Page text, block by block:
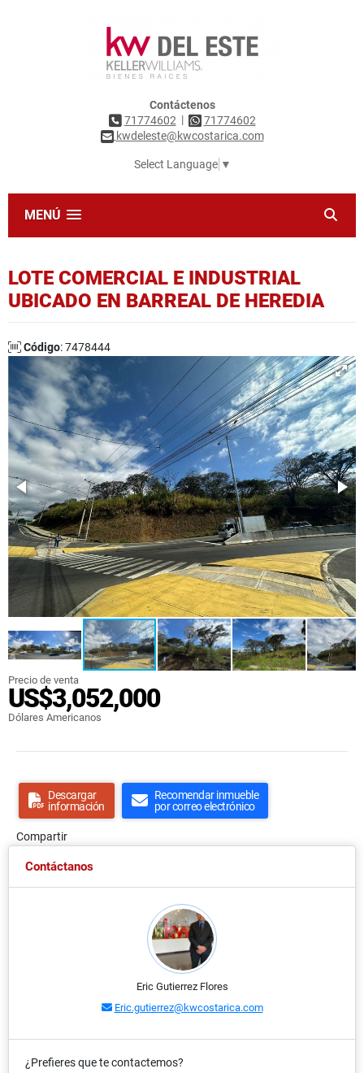
Contáctenos
71774602 |
71774602
kwdeleste@kwcostarica.com
Select Language ▼
MENÚ
LOTE COMERCIAL E INDUSTRIAL
UBICADO EN BARREAL DE HEREDIA
Código: 7478444
Precio de venta
US$3,052,000
Dólares Americanos
Descargar
información
Recomendar inmueble
por correo electrónico
Compartir
Contáctanos
Eric Gutierrez Flores
Eric.gutierrez@kwcostarica.com
¿Prefieres que te contactemos?